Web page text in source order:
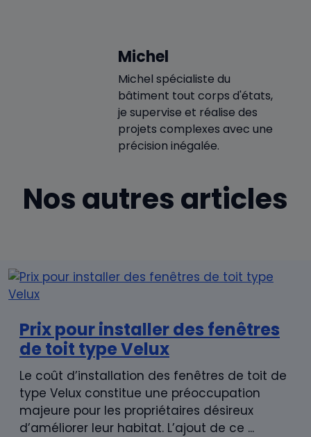
Michel
Michel spécialiste du
bâtiment tout corps d'états,
je supervise et réalise des
projets complexes avec une
précision inégalée.
Nos autres articles
Prix pour installer des fenêtres
de toit type Velux
Le coût d’installation des fenêtres de toit de
type Velux constitue une préoccupation
majeure pour les propriétaires désireux
d’améliorer leur habitat. L’ajout de ce ...